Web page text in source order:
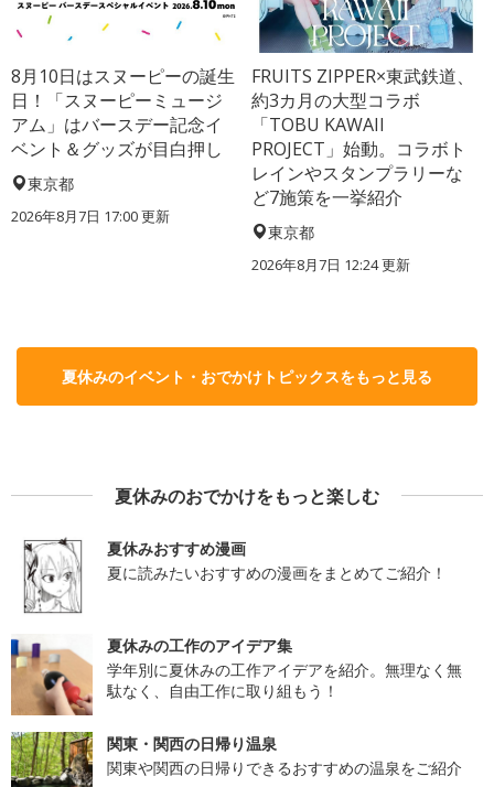
8月10日はスヌーピーの誕生
日！「スヌーピーミュージ
アム」はバースデー記念イ
ベント＆グッズが目白押し
東京都
2026年8月7日 17:00更新
FRUITS ZIPPER×東武鉄道、
約3カ月の大型コラボ
「TOBU KAWAII
PROJECT」始動。コラボト
レインやスタンプラリーな
ど7施策を一挙紹介
東京都
2026年8月7日 12:24更新
夏休みのイベント・おでかけトピックスをもっと見る
夏休みのおでかけをもっと楽しむ
夏休みおすすめ漫画
夏に読みたいおすすめの漫画をまとめてご紹介！
夏休みの工作のアイデア集
学年別に夏休みの工作アイデアを紹介。無理なく無
駄なく、自由工作に取り組もう！
関東・関西の日帰り温泉
関東や関西の日帰りできるおすすめの温泉をご紹介